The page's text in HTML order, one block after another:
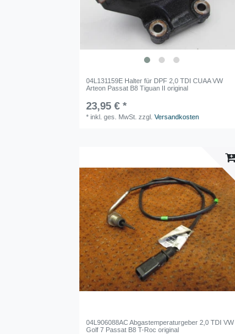
04L131159E Halter für DPF 2,0 TDI CUAA VW
Arteon Passat B8 Tiguan II original
23,95 € *
*inkl. ges. MwSt. zzgl.Versandkosten
04L906088AC Abgastemperaturgeber 2,0 TDI VW
Golf 7 Passat B8 T-Roc original